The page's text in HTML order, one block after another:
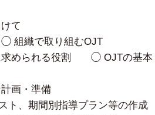
て
で取り組むOJT
められる役割 ◯ OJTの基本
画・準備
期間別指導プラン等の作成